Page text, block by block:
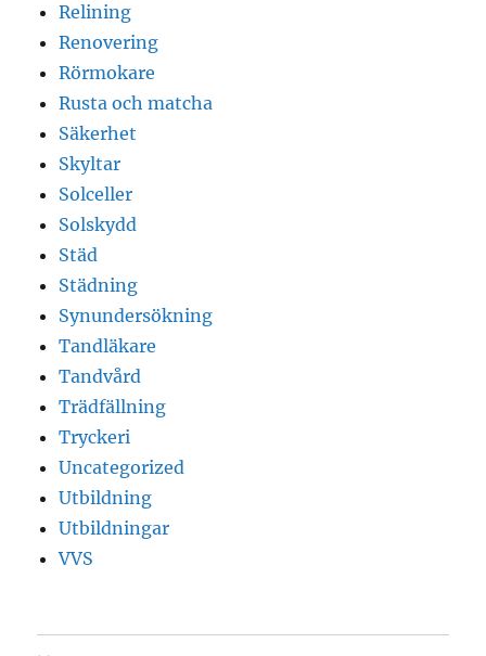
Relining
Renovering
Rörmokare
Rusta och matcha
Säkerhet
Skyltar
Solceller
Solskydd
Städ
Städning
Synundersökning
Tandläkare
Tandvård
Trädfällning
Tryckeri
Uncategorized
Utbildning
Utbildningar
VVS